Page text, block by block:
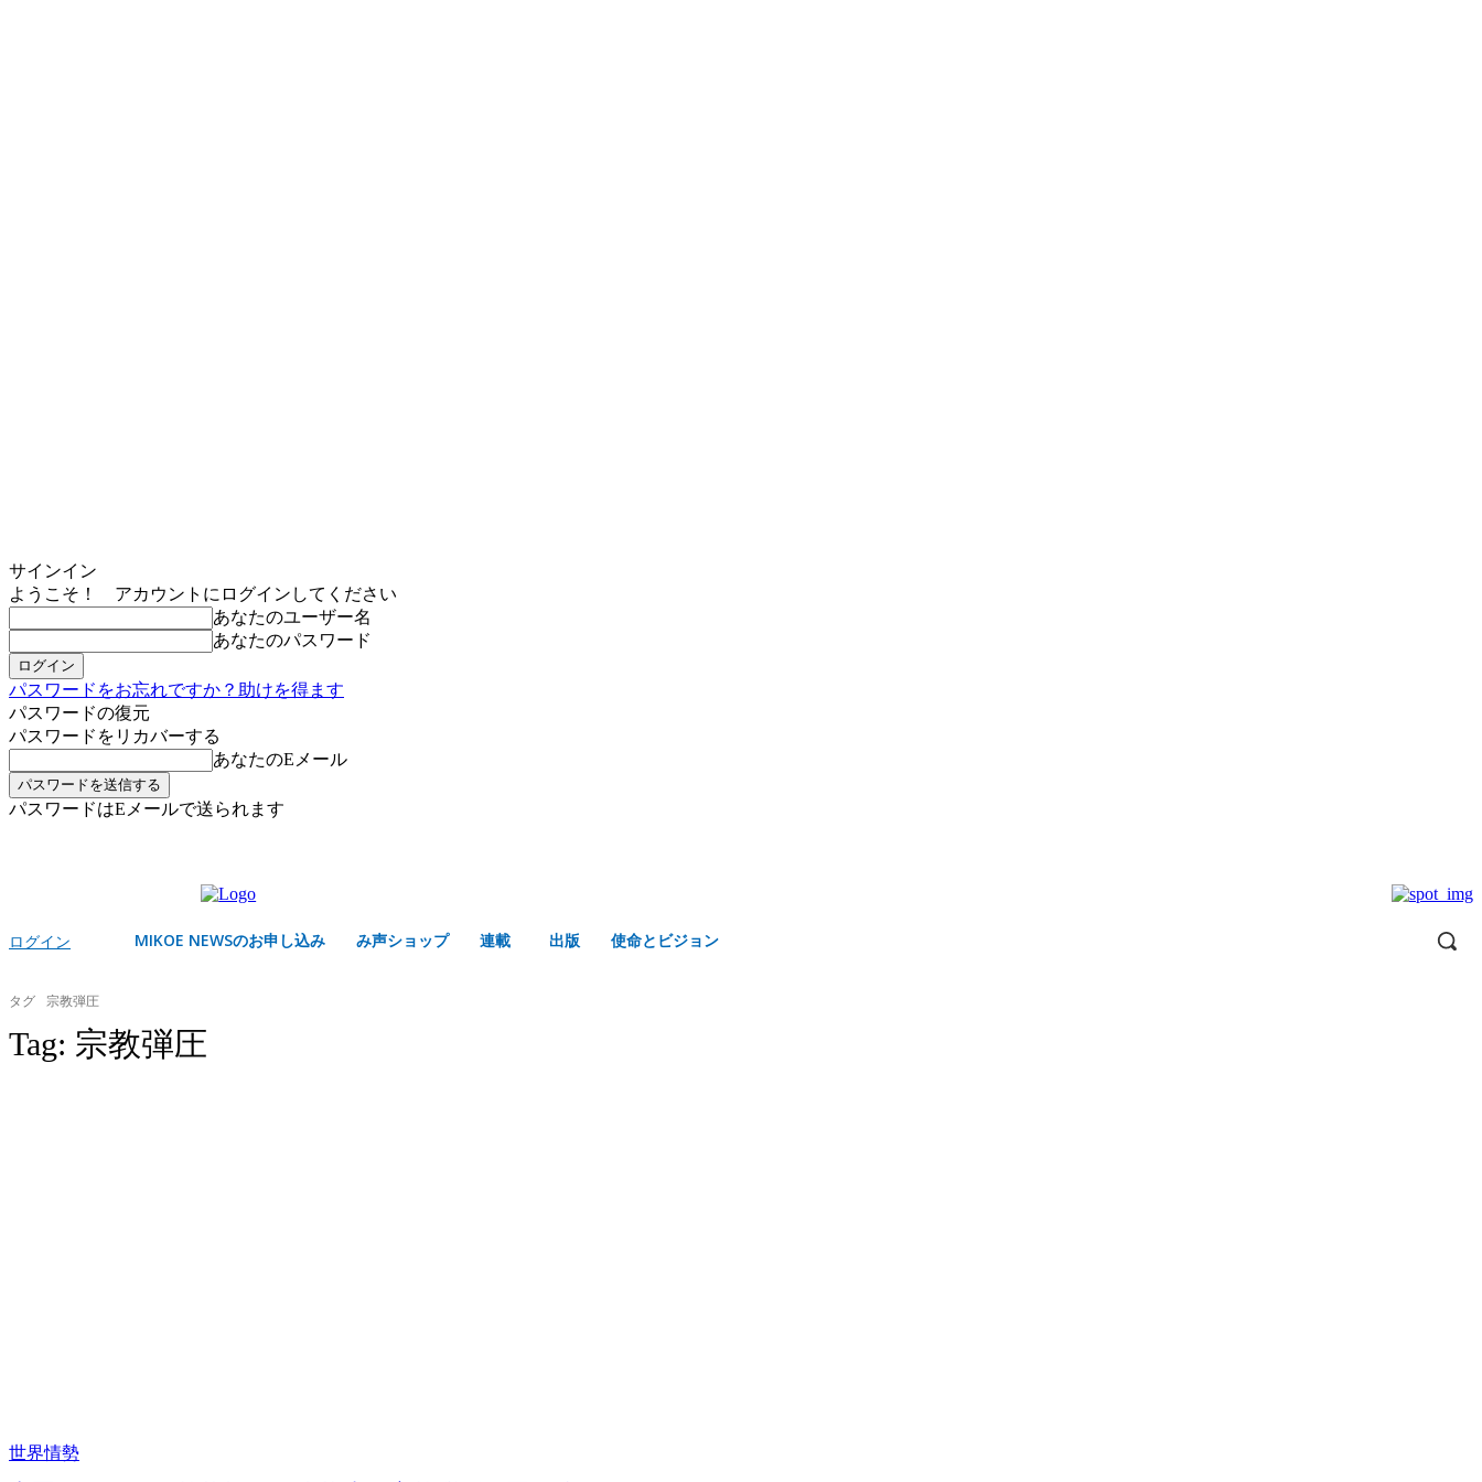
サインイン
ようこそ！ アカウントにログインしてください
あなたのユーザー名
あなたのパスワード
パスワードをお忘れですか？助けを得ます
パスワードの復元
パスワードをリカバーする
あなたのEメール
パスワードはEメールで送られます
ログイン MIKOE NEWSのお申し込み み声ショップ 連載 出版 使命とビジョン
タグ 宗教弾圧
Tag: 宗教弾圧
世界情勢